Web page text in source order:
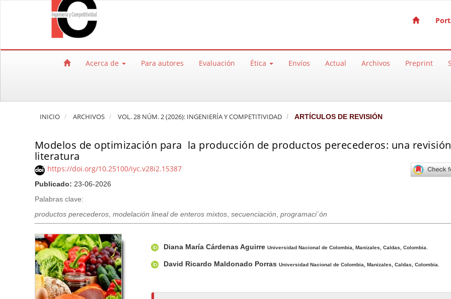
Salto rápido al contenido de la página
Navegación principal
Contenido principal
Acerca de Para autores Evaluación Ética Envíos Actual Archivos Preprint
INICIO ARCHIVOS VOL. 28 NÚM. 2 (2026): INGENIERÍA Y COMPETITIVIDAD ARTÍCULOS DE REVISIÓN
Modelos de optimización para la producción de productos perecederos: una
literatura
https://doi.org/10.25100/iyc.v28i2.15387
Publicado: 23-06-2026
Palabras clave:
productos perecederos, modelación lineal de enteros mixtos, secuenciación, programaci´ón
Barra lateral del artículo
u
t
Diana María Cárdenas Aguirre Universidad Nacional de Colombia, Manizales, Caldas, Colombia.
David Ricardo Maldonado Porras Universidad Nacional de Colombia, Manizales, Caldas, Colombia.